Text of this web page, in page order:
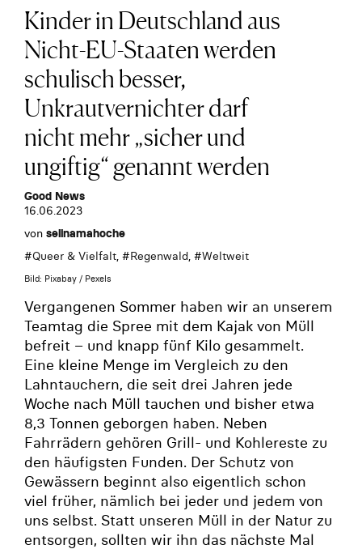
Kinder in Deutschland aus
Nicht-EU-Staaten werden
schulisch besser,
Unkrautvernichter darf
nicht mehr „sicher und
ungiftig“ genannt werden
Good News
16.06.2023
von selinamahoche
#Queer & Vielfalt, #Regenwald, #Weltweit
Bild: Pixabay / Pexels
Vergangenen Sommer haben wir an unserem
Teamtag die Spree mit dem Kajak von Müll
befreit – und knapp fünf Kilo gesammelt.
Eine kleine Menge im Vergleich zu den
Lahntauchern, die seit drei Jahren jede
Woche nach Müll tauchen und bisher etwa
8,3 Tonnen geborgen haben. Neben
Fahrrädern gehören Grill- und Kohlereste zu
den häufigsten Funden. Der Schutz von
Gewässern beginnt also eigentlich schon
viel früher, nämlich bei jeder und jedem von
uns selbst. Statt unseren Müll in der Natur zu
entsorgen, sollten wir ihn das nächste Mal